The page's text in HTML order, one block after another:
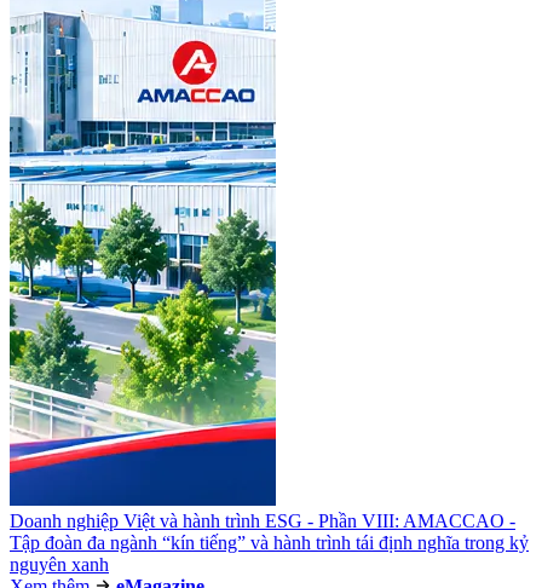
Doanh nghiệp Việt và hành trình ESG - Phần VIII: AMACCAO -
Tập đoàn đa ngành “kín tiếng” và hành trình tái định nghĩa trong kỷ
nguyên xanh